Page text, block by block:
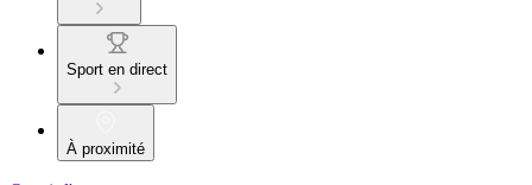
Sport en direct
À proximité